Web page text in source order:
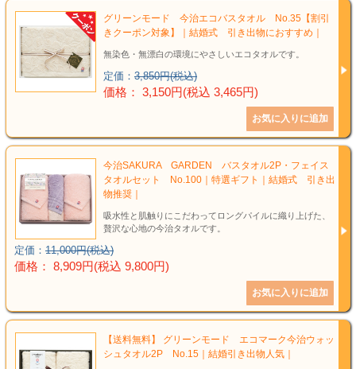
グリーンモード 今治エコバスタオル No.35【割引
きクーポン対象】｜結婚式 引き出物におすすめ｜
無染色・無漂白の環境にやさしいエコタオルです。
定価： 3,850円(税込)
価格： 3,150円(税込 3,465円)
今治SAKURA GARDEN バスタオル2P・フェイス
タオルセット No.100｜特選ギフト｜結婚式 引き出
物推奨｜
吸水性と肌触りにこだわってロングパイルに織り上げた、
贅沢な心地の今治タオルです。
定価： 11,000円(税込)
価格： 8,909円(税込 9,800円)
【送料無料】 グリーンモード エコマーク今治ウォッ
シュタオル2P No.15｜結婚引き出物人気｜